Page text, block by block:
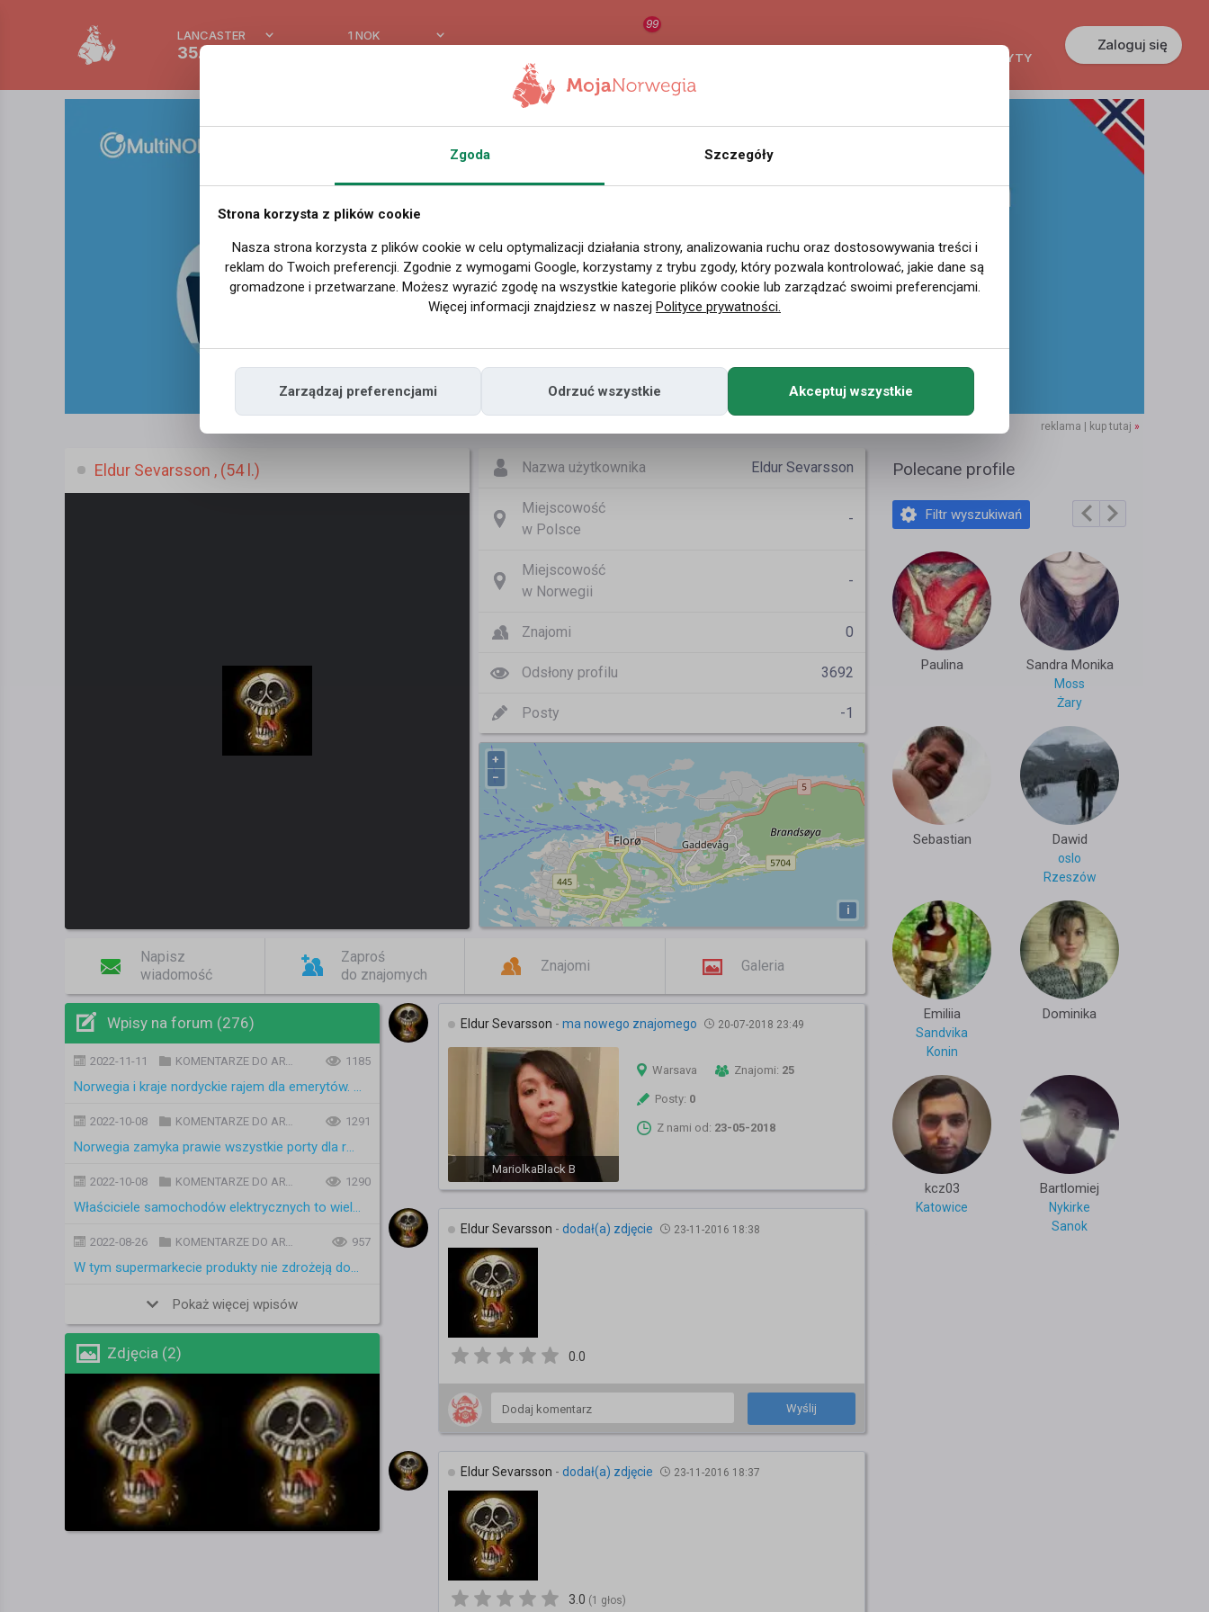
LANCASTER
35.2 °C
1 NOK
99
KREDYTY
Zaloguj się
reklama | kup tutaj »
Eldur Sevarsson , (54 l.) Nazwa użytkownika Eldur Sevarsson
Miejscowość
w Polsce
-
Miejscowość
w Norwegii
-
Znajomi 0
Odsłony profilu 3692
Posty -1
+
−
i
Napisz
wiadomość
Zaproś
do znajomych
Znajomi Galeria
Wpisy na forum (276)
2022-11-11 KOMENTARZE DO ARTYKUŁÓW 1185
Norwegia i kraje nordyckie rajem dla emerytów. Polska w jednym rzędzie z Chinami i Meksykiem
2022-10-08 KOMENTARZE DO ARTYKUŁÓW 1291
Norwegia zamyka prawie wszystkie porty dla rosyjskich statków rybackich
2022-10-08 KOMENTARZE DO ARTYKUŁÓW 1290
Właściciele samochodów elektrycznych to wielcy przegrani?
2022-08-26 KOMENTARZE DO ARTYKUŁÓW 957
W tym supermarkecie produkty nie zdrożeją do końca roku. Sieć wprowadza limity cenowe
Pokaż więcej wpisów
Zdjęcia (2)
Eldur Sevarsson - ma nowego znajomego 20-07-2018 23:49
MariolkaBlack B
Warsava Znajomi: 25
Posty: 0
Z nami od: 23-05-2018
Eldur Sevarsson - dodał(a) zdjęcie 23-11-2016 18:38
0.0
Wyślij
Eldur Sevarsson - dodał(a) zdjęcie 23-11-2016 18:37
3.0 (1 głos)
Polecane profile
Filtr wyszukiwań
Paulina Sandra Monika
Moss
Żary
Sebastian Dawid
oslo
Rzeszów
Emiliia
Sandvika
Konin
Dominika
kcz03
Katowice
Bartlomiej
Nykirke
Sanok
Zgoda Szczegóły
Strona korzysta z plików cookie
Nasza strona korzysta z plików cookie w celu optymalizacji działania strony, analizowania ruchu oraz dostosowywania treści i
reklam do Twoich preferencji. Zgodnie z wymogami Google, korzystamy z trybu zgody, który pozwala kontrolować, jakie dane są
gromadzone i przetwarzane. Możesz wyrazić zgodę na wszystkie kategorie plików cookie lub zarządzać swoimi preferencjami.
Więcej informacji znajdziesz w naszej Polityce prywatności.
Zarządzaj preferencjami Odrzuć wszystkie Akceptuj wszystkie